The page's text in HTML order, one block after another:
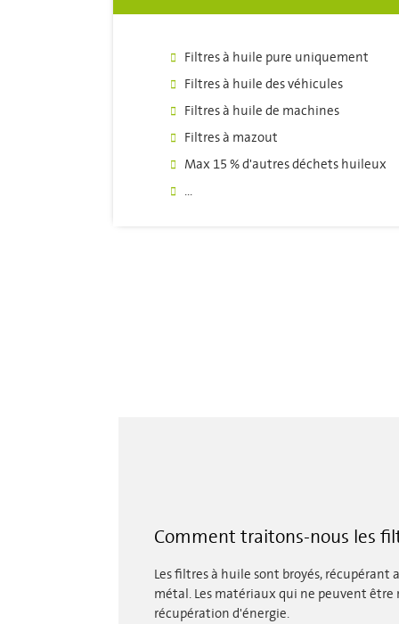
Filtres à huile pure uniquement
Filtres à huile des véhicules
Filtres à huile de machines
Filtres à mazout
Max 15 % d'autres déchets huileux
...
Comment traitons-nous les
Les filtres à huile sont broyés,
métal. Les matériaux qui ne peuvent être
récupération d'énergie.